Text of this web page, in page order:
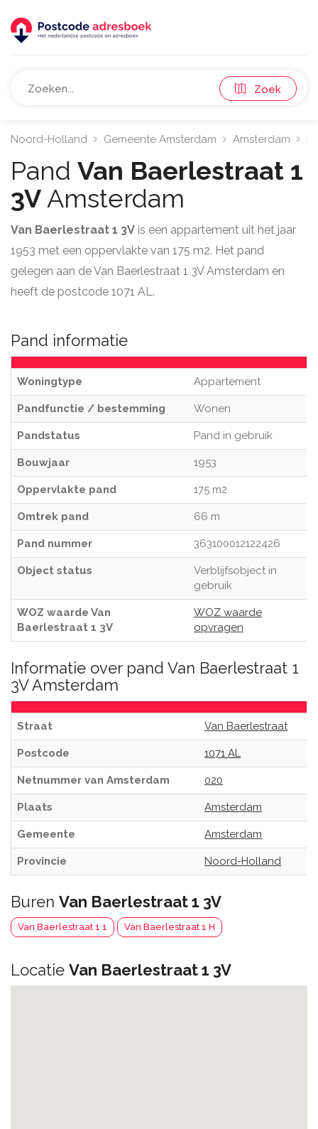
Zoek
Noord-Holland Gemeente Amsterdam Amsterdam
Pand Van Baerlestraat 1
3V Amsterdam
Van Baerlestraat 1 3V is een appartement uit het jaar
1953 met een oppervlakte van 175 m2. Het pand
gelegen aan de Van Baerlestraat 1 3V Amsterdam en
heeft de postcode 1071 AL.
Pand informatie
Woningtype Appartement
Pandfunctie / bestemming Wonen
Pandstatus Pand in gebruik
Bouwjaar 1953
Oppervlakte pand 175 m2
Omtrek pand 66 m
Pand nummer 363100012122426
Object status
Verblijfsobject in
gebruik
WOZ waarde Van
Baerlestraat 1 3V
WOZ waarde
opvragen
Informatie over pand Van Baerlestraat 1
3V Amsterdam
Straat Van Baerlestraat
Postcode 1071 AL
Netnummer van Amsterdam 020
Plaats Amsterdam
Gemeente Amsterdam
Provincie Noord-Holland
Buren Van Baerlestraat 1 3V
Van Baerlestraat 1 1 Van Baerlestraat 1 H
Locatie Van Baerlestraat 1 3V